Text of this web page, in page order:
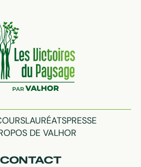
LAURÉATSPRESSE
DE VALHOR
CONTACT